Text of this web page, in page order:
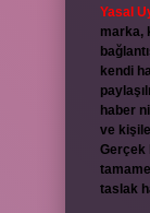
Yasal
marka,
kendi
haber
ve
Gerçek
taslak